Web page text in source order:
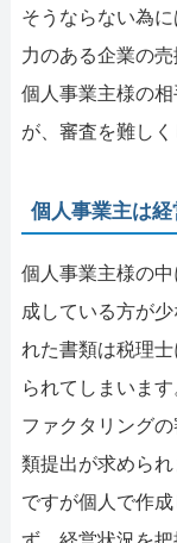
そうならない為
力のある企業の
個人事業主様の
が、審査を難し
個人事業主は
個人事業主様の
成している方が
れた書類は税理
られてしまいます
ファクタリング
類提出が求められ
ですが個人で作